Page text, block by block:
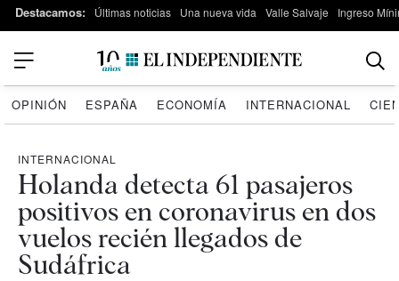
Destacamos: Últimas noticias Una nueva vida Valle Salvaje Ingreso
OPINIÓN ESPAÑA ECONOMÍA INTERNACIONAL
INTERNACIONAL
Holanda detecta 61 pasajeros
positivos en coronavirus en dos
vuelos recién llegados de
Sudáfrica